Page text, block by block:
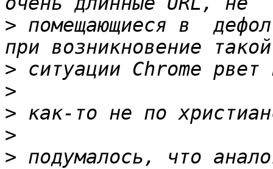
> помещающиеся в
>
>
>
>
> подумалось, что